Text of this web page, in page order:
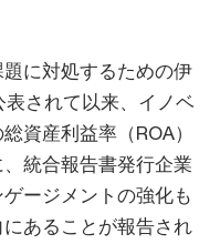
に対処するための伊
されて以来、イノベ
資産利益率（ROA）
統合報告書発行企業
ージメントの強化も
あることが報告され